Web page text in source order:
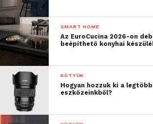
SMART HOME
Az EuroCucina 2026-on
beépíthető konyhai
KÜTYÜK
Hogyan hozzuk ki a
eszközeinkből?